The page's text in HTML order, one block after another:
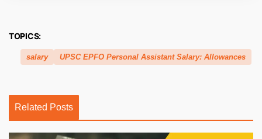
TOPICS:
salary UPSC EPFO Personal Assistant Salary: Allowances
Related Posts